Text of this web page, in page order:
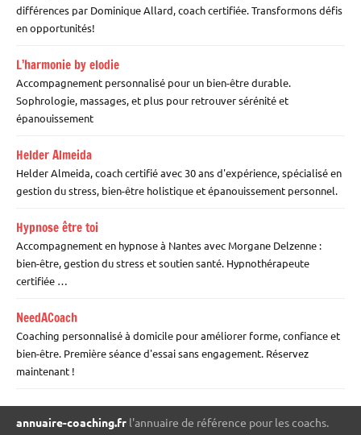
différences par Dominique Allard, coach certifiée. Transformons défis
en opportunités!
L’harmonie by elodie
Accompagnement personnalisé pour un bien-être durable.
Sophrologie, massages, et plus pour retrouver sérénité et
épanouissement
Helder Almeida
Helder Almeida, coach certifié avec 30 ans d'expérience, spécialisé en
gestion du stress, bien-être holistique et épanouissement personnel.
Hypnose être toi
Accompagnement en hypnose à Nantes avec Morgane Delzenne :
bien-être, gestion du stress et soutien santé. Hypnothérapeute
certifiée …
NeedACoach
Coaching personnalisé à domicile pour améliorer forme, confiance et
bien-être. Première séance d'essai sans engagement. Réservez
maintenant !
annuaire-coaching.fr l'annuaire de référence pour les coachs.